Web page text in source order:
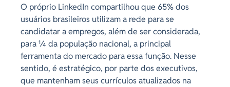
O próprio LinkedIn compartilhou que 65% dos
usuários brasileiros utilizam a rede para se
candidatar a empregos, além de ser considerada,
para ¼ da população nacional, a principal
ferramenta do mercado para essa função. Nesse
sentido, é estratégico, por parte dos executivos,
que mantenham seus currículos atualizados na